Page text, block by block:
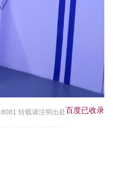
百度已收录
转载请注明出处